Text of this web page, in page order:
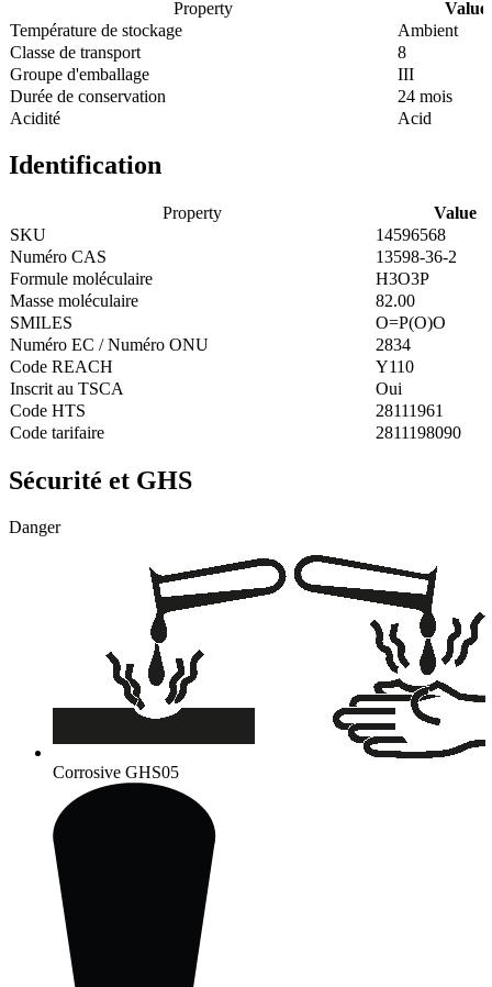
Property
Value
Température de stockage
Ambient
Classe de transport
8
Groupe d'emballage
III
Durée de conservation
24 mois
Acidité
Acid
Identification
Property
Value
SKU
14596568
Numéro CAS
13598-36-2
Formule moléculaire
H3O3P
Masse moléculaire
82.00
SMILES
O=P(O)O
Numéro EC / Numéro ONU
2834
Code REACH
Y110
Inscrit au TSCA
Oui
Code HTS
28111961
Code tarifaire
2811198090
Sécurité et GHS
Danger
Corrosive GHS05